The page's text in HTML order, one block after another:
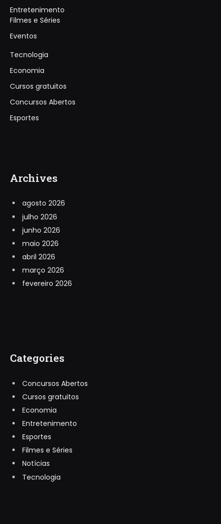
Entretenimento
Filmes e Séries
Eventos
Tecnologia
Economia
Cursos gratuitos
Concursos Abertos
Esportes
Archives
agosto 2026
julho 2026
junho 2026
maio 2026
abril 2026
março 2026
fevereiro 2026
Categories
Concursos Abertos
Cursos gratuitos
Economia
Entretenimento
Esportes
Filmes e Séries
Notícias
Tecnologia